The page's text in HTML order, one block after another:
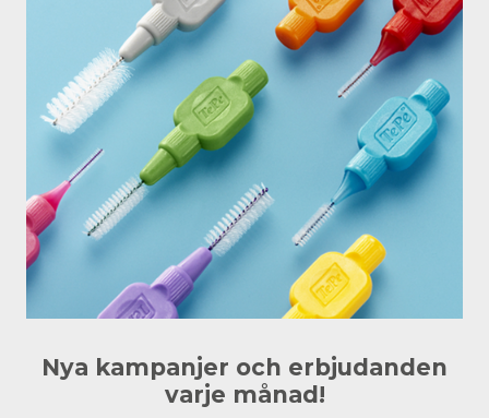
Nya kampanjer och erbjudanden
varje månad!